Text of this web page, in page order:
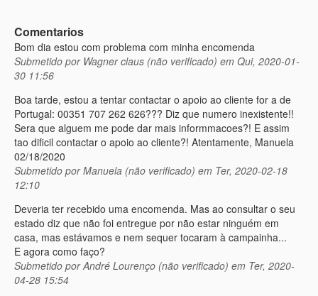
Comentarios
Bom dia estou com problema com minha encomenda
Submetido por Wagner claus (não verificado) em Qui, 2020-01-
30 11:56
Boa tarde, estou a tentar contactar o apoio ao cliente for a de
Portugal: 00351 707 262 626??? Diz que numero inexistente!!
Sera que alguem me pode dar mais informmacoes?! E assim
tao dificil contactar o apoio ao cliente?! Atentamente, Manuela
02/18/2020
Submetido porManuela (não verificado) em Ter, 2020-02-18
12:10
Deveria ter recebido uma encomenda. Mas ao consultar o seu
estado diz que não foi entregue por não estar ninguém em
casa, mas estávamos e nem sequer tocaram à campainha...
E agora como faço?
Submetido porAndré Lourenço (não verificado) em Ter, 2020-
04-28 15:54